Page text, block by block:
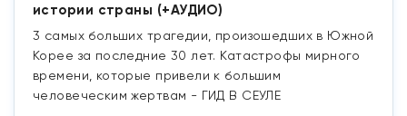
истории страны (+АУДИО)
3 самых больших трагедии, произошедших в Южной
Корее за последние 30 лет. Катастрофы мирного
времени, которые привели к большим
человеческим жертвам - ГИД В СЕУЛЕ